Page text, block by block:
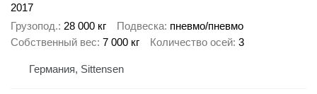
2017
Грузопод. 28 000 кг Подвеска пневмо/пневмо
Собственный вес 7 000 кг Количество осей 3
Германия, Sittensen